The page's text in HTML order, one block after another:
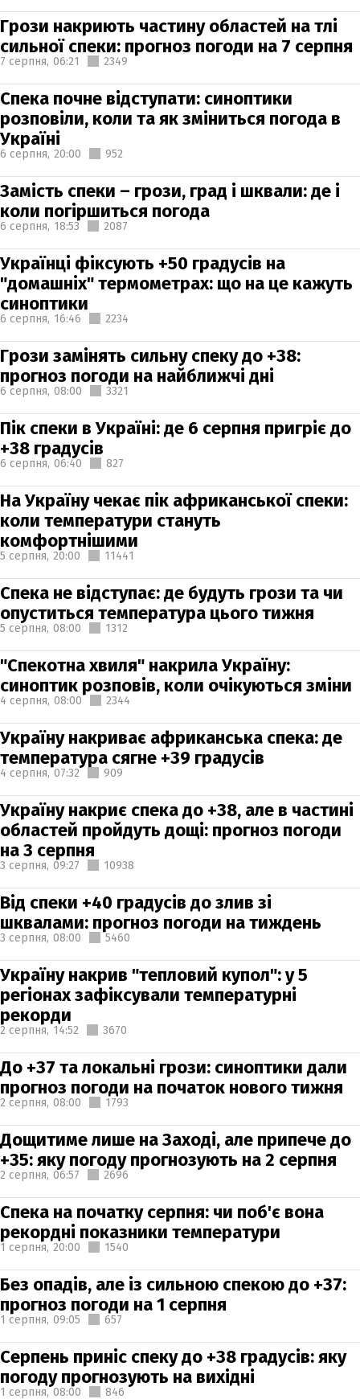
Грози накриють частину областей на тлі
сильної спеки: прогноз погоди на 7 серпня
7 серпня, 06:21 2349
Спека почне відступати: синоптики
розповіли, коли та як зміниться погода в
Україні
6 серпня, 20:00 952
Замість спеки – грози, град і шквали: де і
коли погіршиться погода
6 серпня, 18:53 2087
Українці фіксують +50 градусів на
"домашніх" термометрах: що на це кажуть
синоптики
6 серпня, 16:46 2234
Грози замінять сильну спеку до +38:
прогноз погоди на найближчі дні
6 серпня, 08:00 3321
Пік спеки в Україні: де 6 серпня пригріє до
+38 градусів
6 серпня, 06:40 827
На Україну чекає пік африканської спеки:
коли температури стануть
комфортнішими
5 серпня, 20:00 11441
Спека не відступає: де будуть грози та чи
опуститься температура цього тижня
5 серпня, 08:00 1312
"Спекотна хвиля" накрила Україну:
синоптик розповів, коли очікуються зміни
4 серпня, 08:00 2344
Україну накриває африканська спека: де
температура сягне +39 градусів
4 серпня, 07:32 909
Україну накриє спека до +38, але в частині
областей пройдуть дощі: прогноз погоди
на 3 серпня
3 серпня, 09:27 10938
Від спеки +40 градусів до злив зі
шквалами: прогноз погоди на тиждень
3 серпня, 08:00 5460
Україну накрив "тепловий купол": у 5
регіонах зафіксували температурні
рекорди
2 серпня, 14:52 3670
До +37 та локальні грози: синоптики дали
прогноз погоди на початок нового тижня
2 серпня, 08:00 1793
Дощитиме лише на Заході, але припече до
+35: яку погоду прогнозують на 2 серпня
2 серпня, 06:57 2696
Спека на початку серпня: чи поб'є вона
рекордні показники температури
1 серпня, 20:00 1540
Без опадів, але із сильною спекою до +37:
прогноз погоди на 1 серпня
1 серпня, 09:05 657
Серпень приніс спеку до +38 градусів: яку
погоду прогнозують на вихідні
1 серпня, 08:00 846